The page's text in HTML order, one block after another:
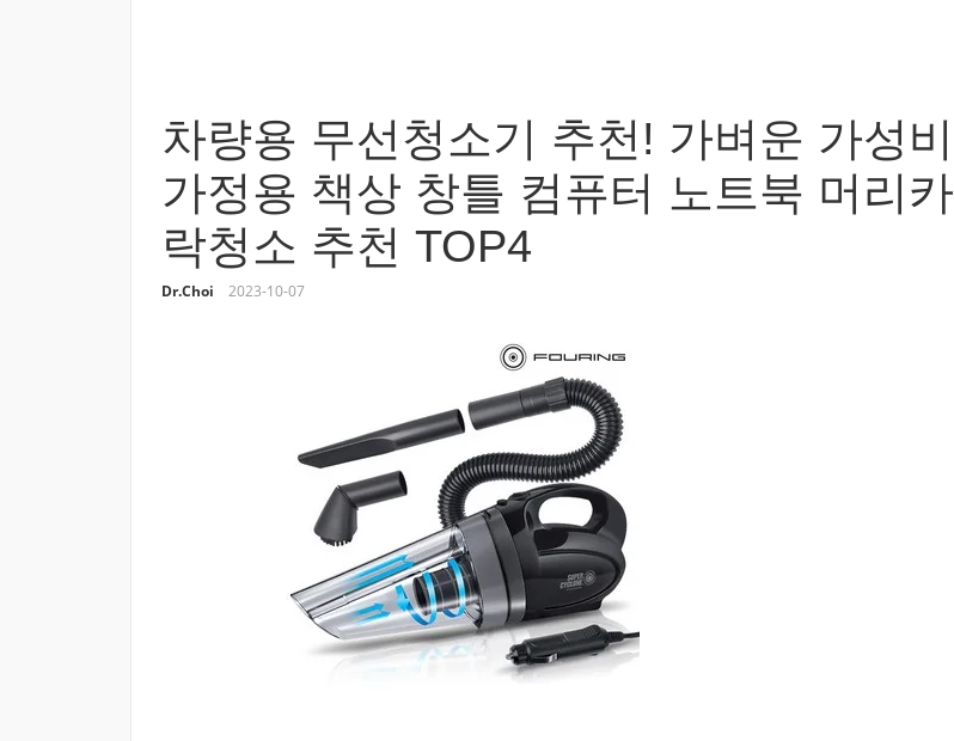
차량용 무선청소기 추천! 가벼운 가성비
가정용 책상 창틀 컴퓨터 노트북 머리카
락청소 추천 TOP4
Dr.Choi 2023-10-07